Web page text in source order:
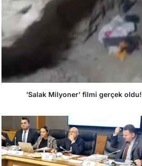
’Salak Milyoner’ filmi gerçek oldu!